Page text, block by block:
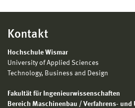
Kontakt
Hochschule Wismar
University of Applied Sciences
Technology, Business and Design
Fakultät für Ingenieurwissenschaften
Bereich Maschinenbau / Verfahrens- und